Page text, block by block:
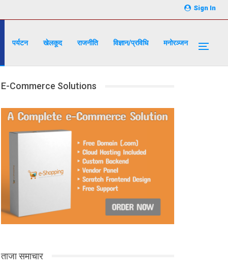
Sign In
पर्यटन खेलकूद राजनीति विज्ञान/प्रविधि मनोरञ्जन
E-Commerce Solutions
ताजा समाचार